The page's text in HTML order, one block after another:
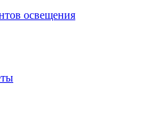
освещения